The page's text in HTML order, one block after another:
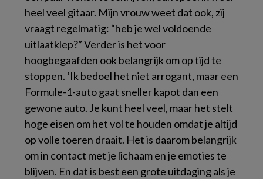
heel veel gitaar. Mijn vrouw weet dat ook, zij
vraagt regelmatig: “heb je wel voldoende
uitlaatklep?” Verder is het voor
hoogbegaafden ook belangrijk om op tijd te
stoppen. ‘Ik bedoel het niet arrogant, maar een
Formule-1-auto gaat sneller kapot dan een
gewone auto. Je kunt heel veel, maar het stelt
hoge eisen om het vol te houden omdat je altijd
op volle toeren draait. Het is daarom belangrijk
om in contact met je lichaam en je emoties te
blijven. En dat is best een grote uitdaging als je